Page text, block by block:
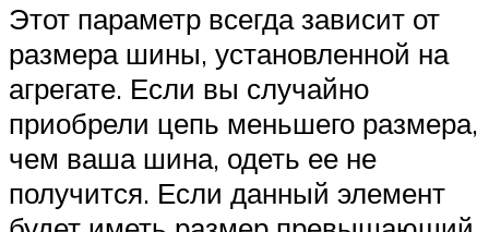
Этот параметр всегда зависит от
размера шины, установленной на
агрегате. Если вы случайно
приобрели цепь меньшего размера,
чем ваша шина, одеть ее не
получится. Если данный элемент